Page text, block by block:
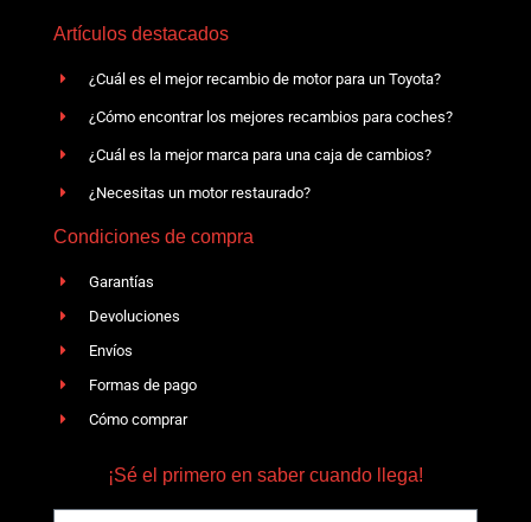
Artículos destacados
¿Cuál es el mejor recambio de motor para un Toyota?
¿Cómo encontrar los mejores recambios para coches?
¿Cuál es la mejor marca para una caja de cambios?
¿Necesitas un motor restaurado?
Condiciones de compra
Garantías
Devoluciones
Envíos
Formas de pago
Cómo comprar
¡Sé el primero en saber cuando llega!